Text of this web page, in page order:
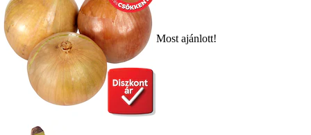
Most ajánlott!